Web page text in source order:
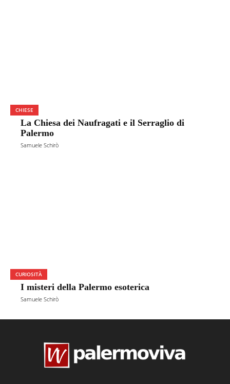
CHIESE
La Chiesa dei Naufragati e il Serraglio di
Palermo
Samuele Schirò
CURIOSITÀ
I misteri della Palermo esoterica
Samuele Schirò